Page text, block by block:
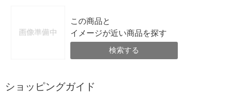
この商品と
イメージが近い商品を探す
検索する
ショッピングガイド